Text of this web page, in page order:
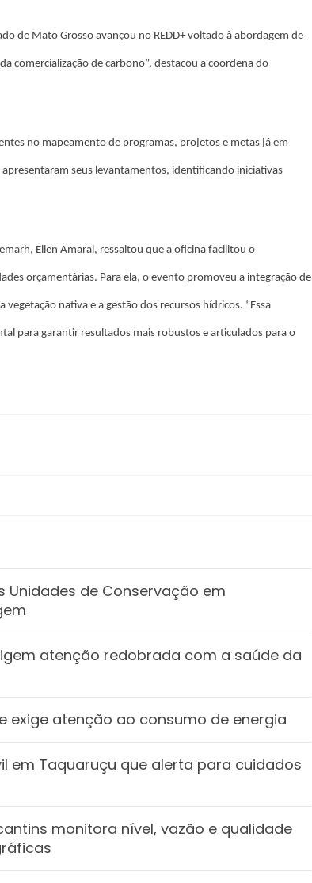
de Mato Grosso avançou no REDD+ voltado à abordagem de
comercialização de carbono”, destacou a coordena do
no mapeamento de programas, projetos e metas já em
seus levantamentos, identificando iniciativas
Ellen Amaral, ressaltou que a oficina facilitou o
orçamentárias. Para ela, o evento promoveu a integração de
nativa e a gestão dos recursos hídricos. “Essa
para garantir resultados mais robustos e articulados para o
Unidades de Conservação em
atenção redobrada com a saúde da
exige atenção ao consumo de energia
em Taquaruçu que alerta para cuidados
monitora nível, vazão e qualidade